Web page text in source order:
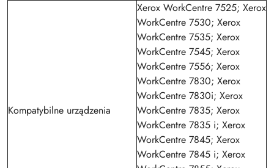
Kompatybilne urządzenia
Xerox WorkCentre 7525; Xerox
WorkCentre 7530; Xerox
WorkCentre 7535; Xerox
WorkCentre 7545; Xerox
WorkCentre 7556; Xerox
WorkCentre 7830; Xerox
WorkCentre 7830i; Xerox
WorkCentre 7835; Xerox
WorkCentre 7835 i; Xerox
WorkCentre 7845; Xerox
WorkCentre 7845 i; Xerox